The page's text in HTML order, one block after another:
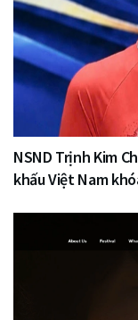
NSND Trịnh Kim
khấu Việt Nam